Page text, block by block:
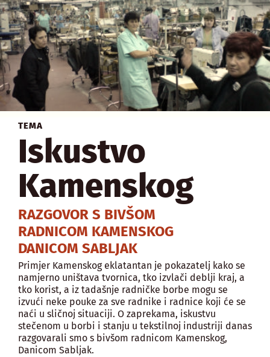
TEMA
Iskustvo
Kamenskog
RAZGOVOR S BIVŠOM
RADNICOM KAMENSKOG
DANICOM SABLJAK
Primjer Kamenskog eklatantan je pokazatelj kako se
namjerno uništava tvornica, tko izvlači deblji kraj, a
tko korist, a iz tadašnje radničke borbe mogu se
izvući neke pouke za sve radnike i radnice koji će se
naći u sličnoj situaciji. O zaprekama, iskustvu
stečenom u borbi i stanju u tekstilnoj industriji danas
razgovarali smo s bivšom radnicom Kamenskog,
Danicom Sabljak.